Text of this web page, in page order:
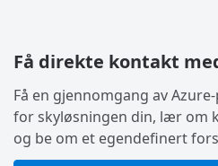
Få direkte kontakt
Få en gjennomgang av
for skyløsningen din, lær om
og be om et egendefinert